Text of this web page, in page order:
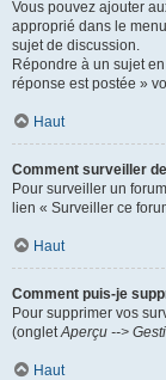
Vous pouvez ajouter
approprié dans le
sujet de discussion.
Répondre à un sujet
réponse est postée »
Haut
Comment surveiller
Pour surveiller un
lien « Surveiller ce
Haut
Comment puis-je
Pour supprimer vos
(ongletAperçu -->
Haut